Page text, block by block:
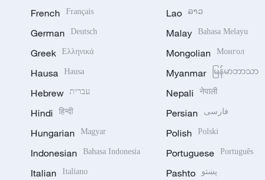
French Français
German Deutsch
Greek Ελληνικά
Hausa Hausa
Hebrew עברית
Hindi हिन्दी
Hungarian Magyar
Indonesian Bahasa Indonesia
Italian Italiano
Lao ລາວ
Malay Bahasa Melayu
Mongolian Монгол
Myanmar မြန်မာဘာသာ
Nepali नेपाली
Persian فارسی
Polish Polski
Portuguese Português
Pashto پښتو